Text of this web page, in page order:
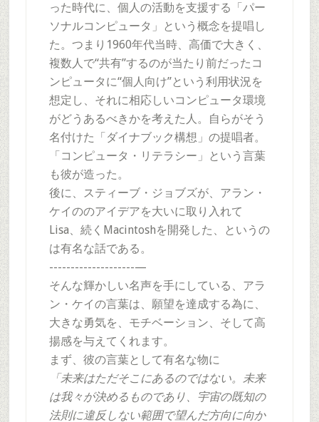
った時代に、個人の活動を支援する「パー
ソナルコンピュータ」という概念を提唱し
た。つまり1960年代当時、高価で大きく、
複数人で“共有”するのが当たり前だったコ
ンピュータに“個人向け”という利用状況を
想定し、それに相応しいコンピュータ環境
がどうあるべきかを考えた人。自らがそう
名付けた「ダイナブック構想」の提唱者。
「コンピュータ・リテラシー」という言葉
も彼が造った。
後に、スティーブ・ジョブズが、アラン・
ケイののアイデアを大いに取り入れて
Lisa、続くMacintoshを開発した、というの
は有名な話である。
--------------------—
そんな輝かしい名声を手にしている、アラ
ン・ケイの言葉は、願望を達成する為に、
大きな勇気を、モチベーション、そして高
揚感を与えてくれます。
まず、彼の言葉として有名な物に
「未来はただそこにあるのではない。未来
は我々が決めるものであり、宇宙の既知の
法則に違反しない範囲で望んだ方向に向か